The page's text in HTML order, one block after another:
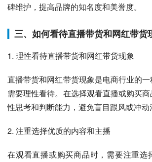
碑维护，提高品牌的知名度和美誉度。
三、如何看待直播带货和网红带货
1. 理性看待直播带货和网红带货现象
直播带货和网红带货现象是电商行业的
需要理性看待。在选择观看直播或购买
性思考和判断能力，避免盲目跟风或冲动
2. 注重选择优质的内容和主播
在观看直播或购买商品时，需要注重选